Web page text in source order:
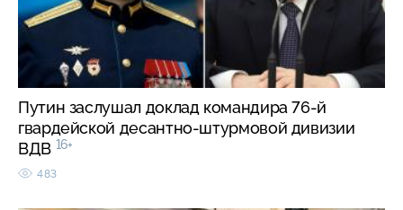
Путин заслушал доклад командира 76-й
гвардейской десантно-штурмовой дивизии
ВДВ 16+
483